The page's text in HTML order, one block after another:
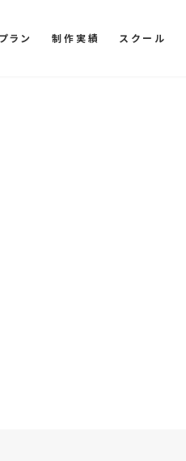
ラン 制作実績 スクール